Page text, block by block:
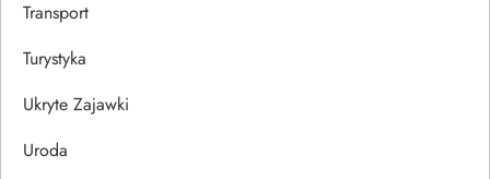
Transport
Turystyka
Ukryte Zajawki
Uroda